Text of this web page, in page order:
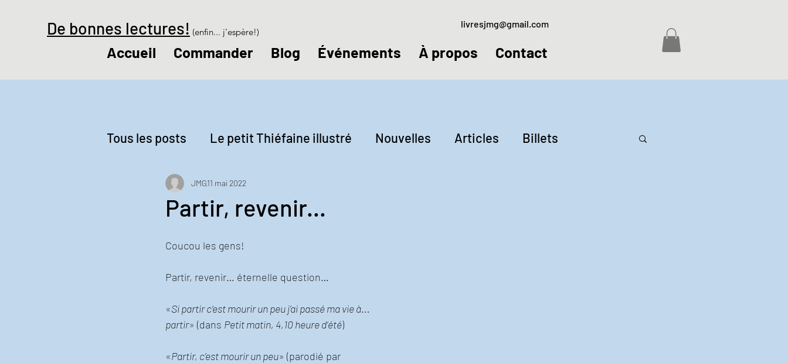
De bonnes lectures! (enfin... j'espère!)
livresjmg@gmail.com
Accueil Commander Blog Événements À propos Contact
Tous les posts Le petit Thiéfaine illustré Nouvelles Articles Billets
Revue de presse
Partir, revenir...
JMG11 mai 2022
Coucou les gens!
Partir, revenir… éternelle question…
«Si partir c’est mourir un peu j’ai passé ma vie à...
partir» (dans Petit matin, 4,10 heure d’été)
«Partir, c’est mourir un peu» (parodié par